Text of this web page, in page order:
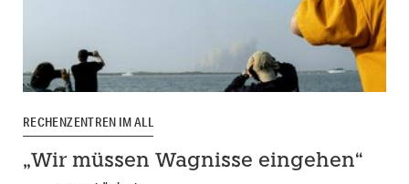
RECHENZENTREN IM ALL
„Wir müssen Wagnisse eingehen“